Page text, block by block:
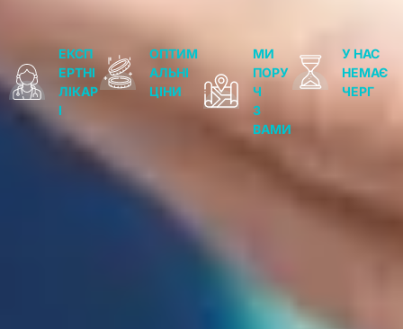
ЕКСП
ЕРТНІ
ЛІКАР
І
ОПТИМ
АЛЬНІ
ЦІНИ
МИ
ПОРУ
Ч
З
ВАМИ
У НАС
НЕМАЄ
ЧЕРГ